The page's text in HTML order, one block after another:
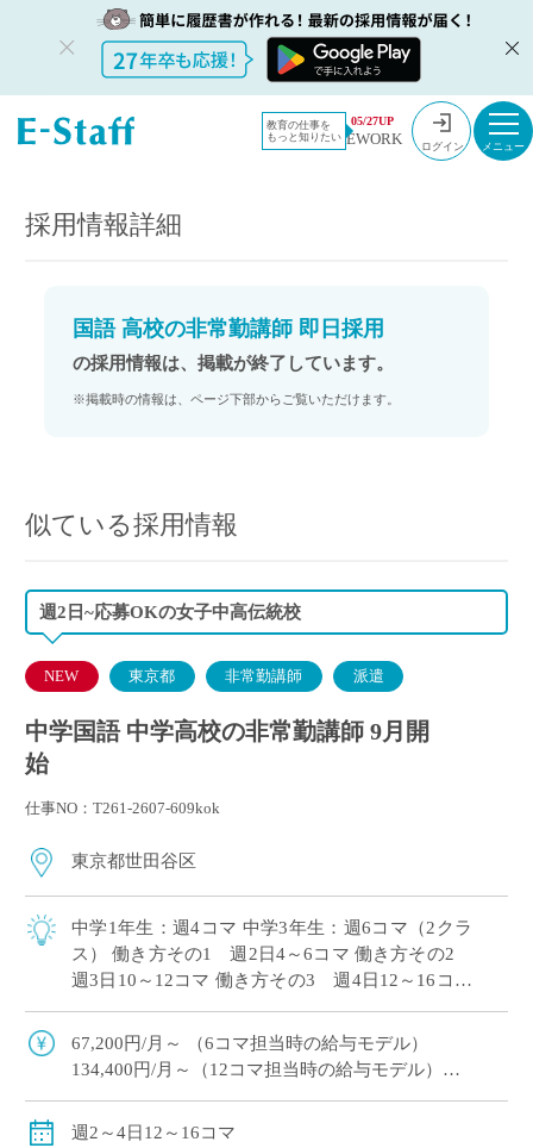
教育の仕事を
もっと知りたい
05/27UP
EWORK ログイン
教員採用情
報のイー・
採用情報
国語 高校の非常勤講師 即日採用
採用情報詳細
国語 高校の非常勤講師 即日採用
の採用情報は、掲載が終了しています。
※掲載時の情報は、ページ下部からご覧いただけます。
似ている採用情報
週2日~応募OKの女子中高伝統校
NEW 東京都 非常勤講師 派遣
中学国語 中学高校の非常勤講師 9月開
始
仕事NO：T261-2607-609kok
東京都世田谷区
中学1年生：週4コマ 中学3年生：週6コマ（2クラ
ス） 働き方その1 週2日4～6コマ 働き方その2
週3日10～12コマ 働き方その3 週4日12～16コマ
方のご希望をお伝 […]
67,200円/月～ （6コマ担当時の給与モデル）
134,400円/月～（12コマ担当時の給与モデル）
週2～4日12～16コマ